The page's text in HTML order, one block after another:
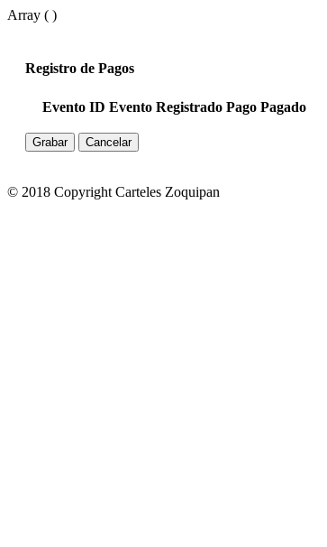
Array ( )
Registro de Pagos
Evento ID Evento Registrado Pago Pagado
Grabar Cancelar
© 2018 Copyright Carteles Zoquipan